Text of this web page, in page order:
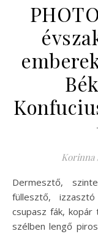
Korinna
Dermesztő, szinte csontig hatoló januári hideg és
füllesztő,
csupasz fák,
szélben lengő